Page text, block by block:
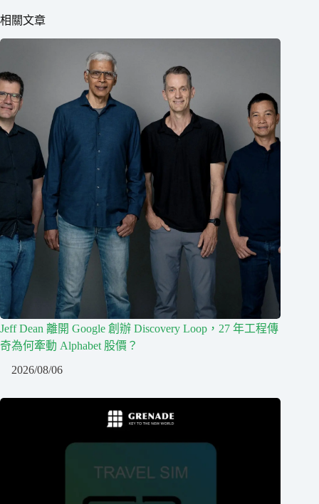
相關文章
Jeff Dean 離開 Google 創辦 Discovery Loop，27 年工程傳
奇為何牽動 Alphabet 股價？
2026/08/06